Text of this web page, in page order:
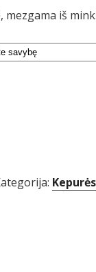
mezgama iš
Kepurės